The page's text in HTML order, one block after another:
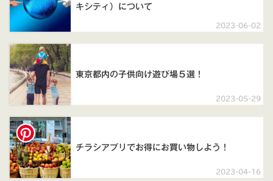
2023-06-02
キシティ）について
2023-05-29
東京都内の子供向け遊び場５選！
2023-04-16
チラシアプリでお得にお買い物しよう！